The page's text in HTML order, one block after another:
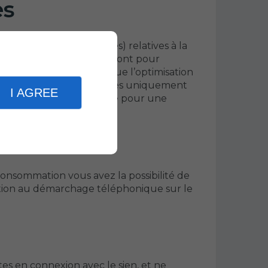
I AGREE
(non personnelles) relatives à la
déposés par Linkeo ont pour
des visiteurs ainsi que l’optimisation
ceux-ci ne seront utilisés uniquement
, et ce pour une
vous avez la possibilité de
au démarchage téléphonique sur le
en connexion avec le sien, et ne